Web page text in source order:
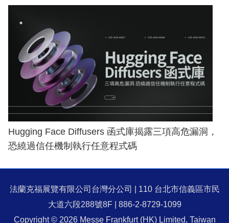
Hugging Face Diffusers 函式庫揭露三項高危漏洞，
恐繞過信任機制執行任意程式碼
法蘭克福展覽有限公司台灣分公司 | 110 台北市信義區市民
大道六段288號8F | 886-2-8729-1099
Copyright © 2026 Messe Frankfurt (HK) Limited, Taiwan